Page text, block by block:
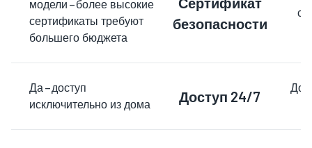
модели – более высокие
сертификаты требуют
большего бюджета
безопасности
Да – доступ
исключительно из дома
Доступ 24/7